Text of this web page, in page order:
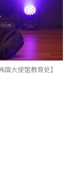
大使馆教育处】